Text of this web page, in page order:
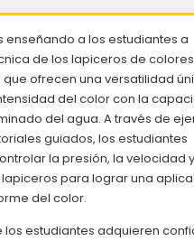
enseñando a los estudiantes a
de los lapiceros de colores
ofrecen una versatilidad
del color con la
del agua. A través de
guiados, los estudiantes
la presión, la velocidad
para lograr una
del color.
los estudiantes adquieren